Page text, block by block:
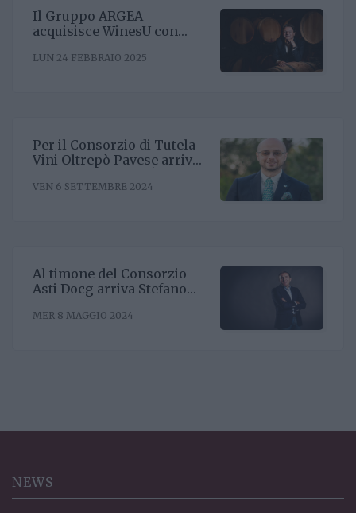
Il Gruppo ARGEA
acquisisce WinesU con
posizionamento negli Stati
LUN 24 FEBBRAIO 2025
Per il Consorzio di Tutela
Vini Oltrepò Pavese arriva
Riccardo Binda
VEN 6 SETTEMBRE 2024
Al timone del Consorzio
Asti Docg arriva Stefano
sinergia associativa e far
MER 8 MAGGIO 2024
NEWS